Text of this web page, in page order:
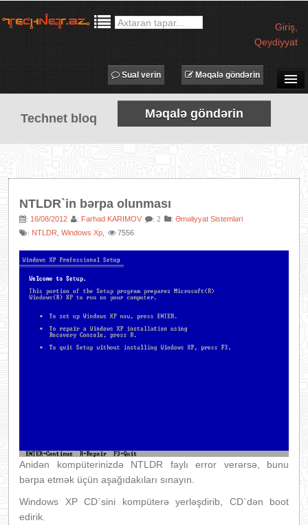
Giriş
Qeydiyyat
SUAL-CAVAB
TECHNET TV
MƏQALƏLƏR
Məqalə göndərin
Sual verin
Technet bloq Məqalə göndərin
NTLDR`in bərpa olunması
: 16/08/2012 : Farhad KARIMOV : 2 : Əməliyyat Sistemləri
: NTLDR Windows Xp 7556
Anidən kompüterinizdə NTLDR faylı error verərsə, bunu
bərpa etmək üçün aşağıdakıları sınayın.
Windows XP CD`sini kompüterə yerləşdirib, CD`dən boot
edirik.